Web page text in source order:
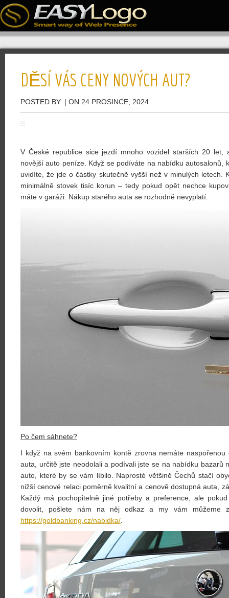
DĚSÍ VÁS CENY NOVÝCH AUT?
POSTED BY: | ON 24 PROSINCE, 2024
V České republice sice jezdí mnoho vozidel starších 20 let,
novější auto peníze. Když se podíváte na nabídku autosalonů,
uvidíte, že jde o částky skutečně vyšší než v minulých letech.
minimálně stovek tisíc korun – tedy pokud opět nechce
máte v garáži. Nákup starého auta se rozhodně nevyplatí.
Po čem sáhnete?
I když na svém bankovním kontě zrovna nemáte
auta, určitě jste neodolali a podívali jste se na nabídku bazarů
auto, které by se vám líbilo. Naprosté většině Čechů stačí
nižší cenové relaci poměrně kvalitní a cenově dostupná auta,
Každý má pochopitelně jiné potřeby a preference, ale
dovolit, pošlete nám na něj odkaz a my vám můžeme
https://goldbanking.cz/nabidka/